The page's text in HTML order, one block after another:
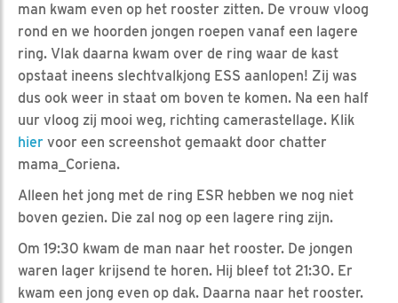
man kwam even op het rooster zitten. De vrouw vloog
rond en we hoorden jongen roepen vanaf een lagere
ring. Vlak daarna kwam over de ring waar de kast
opstaat ineens slechtvalkjong ESS aanlopen! Zij was
dus ook weer in staat om boven te komen. Na een half
uur vloog zij mooi weg, richting camerastellage. Klik
hier voor een screenshot gemaakt door chatter
mama_Coriena.
Alleen het jong met de ring ESR hebben we nog niet
boven gezien. Die zal nog op een lagere ring zijn.
Om 19:30 kwam de man naar het rooster. De jongen
waren lager krijsend te horen. Hij bleef tot 21:30. Er
kwam een jong even op dak. Daarna naar het rooster.